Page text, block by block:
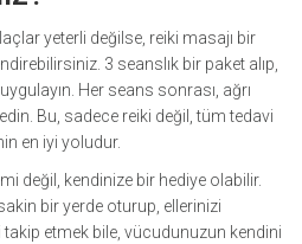
yeterli değilse, reiki masajı bir
3 seanslık bir paket alıp,
Her seans sonrası, ağrı
Bu, sadece reiki değil, tüm tedavi
en iyi yoludur.
değil, kendinize bir hediye olabilir.
bir yerde oturup, ellerinizi
etmek bile, vücudunuzun kendini